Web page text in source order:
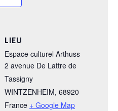
LIEU
Espace culturel Arthuss
2 avenue De Lattre de
Tassigny
WINTZENHEIM, 68920
France + Google Map